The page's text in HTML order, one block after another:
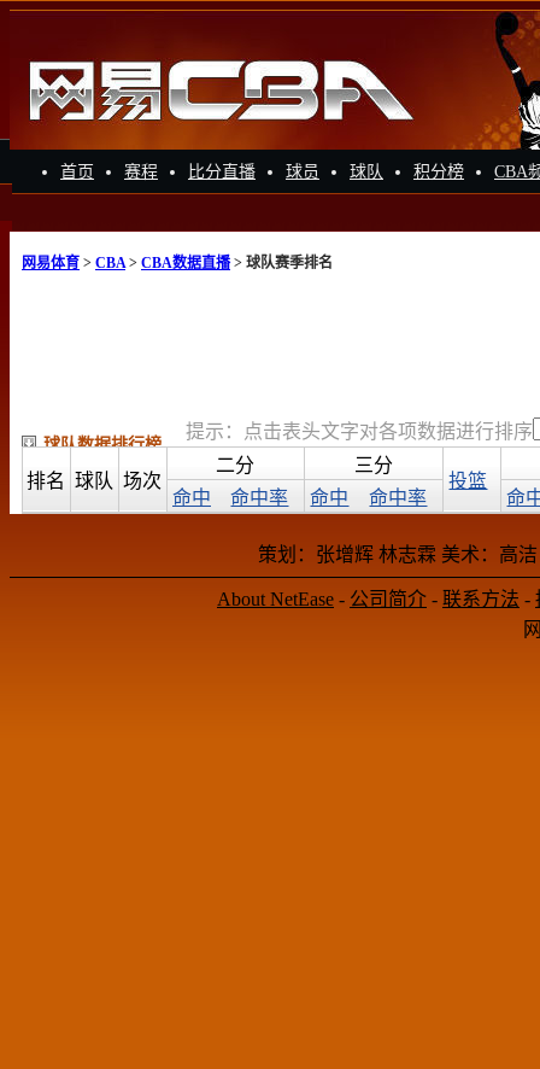
首页 赛程 比分直播 球员 球队 积分榜 CBA
网易体育 > CBA> CBA数据直播> 球队赛季排名
球队数据排行榜
提示：点击表头文字对各项数据进行排序
排名 球队 场次
二分 三分
投篮
命中
命中率 命中 命中率 命
策划：张增辉 林志霖 美术：高
About NetEase - 公司简介 - 联系方法 -